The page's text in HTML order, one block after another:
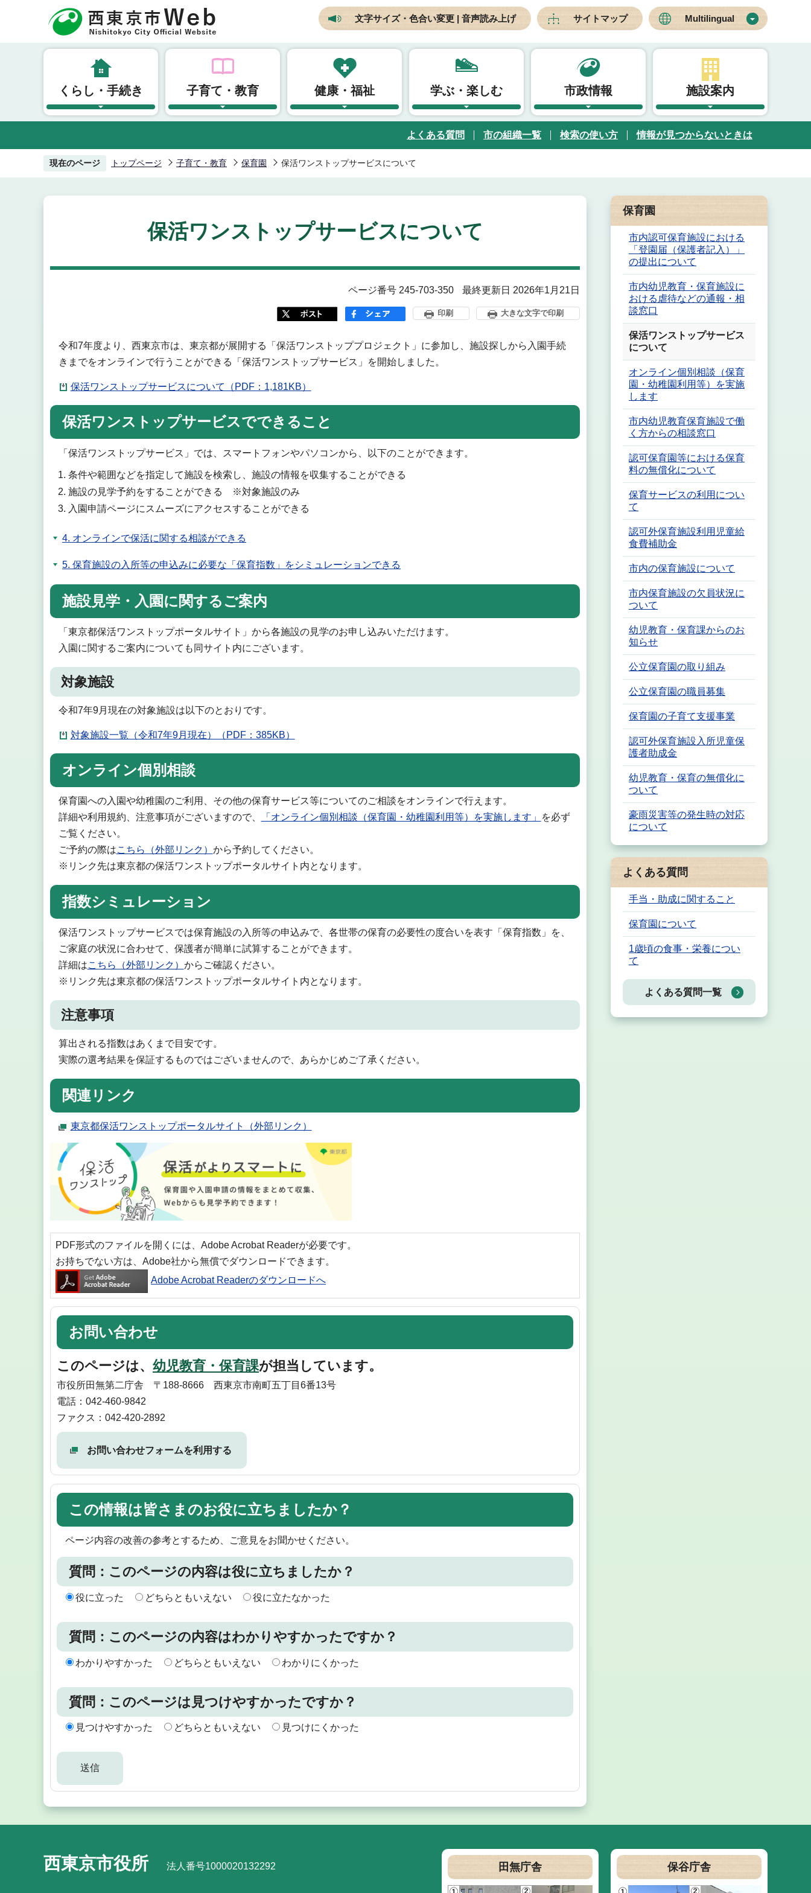
頭
文字サイズ・色合い変更 | 音声読み上げ サイトマップ Multilingual
くらし・手続き 子育て・教育 健康・福祉 学ぶ・楽しむ 市政情報 施設案内
よくある質問 市の組織一覧 検索の使い方 情報が見つからないときは
現在のページ トップページ 子育て・教育 保育園 保活ワンストップサービスについて
保活ワンストップサービスについて
ページ番号 245-703-350 最終更新日 2026年1月21日
印刷 大きな文字で印刷
令和7年度より、西東京市は、東京都が展開する「保活ワンストッププロジェクト」に参加し、施設探しから入園手続
きまでをオンラインで行うことができる「保活ワンストップサービス」を開始しました。
保活ワンストップサービスについて（PDF：1,181KB）
保活ワンストップサービスでできること
「保活ワンストップサービス」では、スマートフォンやパソコンから、以下のことができます。
条件や範囲などを指定して施設を検索し、施設の情報を収集することができる
施設の見学予約をすることができる ※対象施設のみ
入園申請ページにスムーズにアクセスすることができる
4. オンラインで保活に関する相談ができる
5. 保育施設の入所等の申込みに必要な「保育指数」をシミュレーションできる
施設見学・入園に関するご案内
「東京都保活ワンストップポータルサイト」から各施設の見学のお申し込みいただけます。
入園に関するご案内についても同サイト内にございます。
対象施設
令和7年9月現在の対象施設は以下のとおりです。
対象施設一覧（令和7年9月現在）（PDF：385KB）
オンライン個別相談
保育園への入園や幼稚園のご利用、その他の保育サービス等についてのご相談をオンラインで行えます。
詳細や利用規約、注意事項がございますので、
「オンライン個別相談（保育園・幼稚園利用等）を実施します」
を必ず
ご覧ください。
ご予約の際はこちら（外部リンク） から予約してください。
※リンク先は東京都の保活ワンストップポータルサイト内となります。
指数シミュレーション
保活ワンストップサービスでは保育施設の入所等の申込みで、各世帯の保育の必要性の度合いを表す「保育指数」を、
ご家庭の状況に合わせて、保護者が簡単に試算することができます。
詳細はこちら（外部リンク） からご確認ください。
※リンク先は東京都の保活ワンストップポータルサイト内となります。
注意事項
算出される指数はあくまで目安です。
実際の選考結果を保証するものではございませんので、あらかじめご了承ください。
関連リンク
東京都保活ワンストップポータルサイト（外部リンク）
PDF形式のファイルを開くには、Adobe Acrobat Readerが必要です。
お持ちでない方は、Adobe社から無償でダウンロードできます。
Adobe Acrobat Readerのダウンロードへ
お問い合わせ
このページは、 幼児教育・保育課が担当しています。
市役所田無第二庁舎 〒188-8666 西東京市南町五丁目6番13号
電話：042-460-9842
ファクス：042-420-2892
お問い合わせフォームを利用する
この情報は皆さまのお役に立ちましたか？
ページ内容の改善の参考とするため、ご意見をお聞かせください。
質問：このページの内容は役に立ちましたか？
役に立った どちらともいえない 役に立たなかった
質問：このページの内容はわかりやすかったですか？
わかりやすかった どちらともいえない わかりにくかった
質問：このページは見つけやすかったですか？
見つけやすかった どちらともいえない 見つけにくかった
保育園
市内認可保育施設における
「登園届（保護者記入）」
の提出について
市内幼児教育・保育施設に
おける虐待などの通報・相
談窓口
保活ワンストップサービス
について
オンライン個別相談（保育
園・幼稚園利用等）を実施
します
市内幼児教育保育施設で働
く方からの相談窓口
認可保育園等における保育
料の無償化について
保育サービスの利用につい
て
認可外保育施設利用児童給
食費補助金
市内の保育施設について
市内保育施設の欠員状況に
ついて
幼児教育・保育課からのお
知らせ
公立保育園の取り組み
公立保育園の職員募集
保育園の子育て支援事業
認可外保育施設入所児童保
護者助成金
幼児教育・保育の無償化に
ついて
豪雨災害等の発生時の対応
について
よくある質問
手当・助成に関すること
保育園について
1歳頃の食事・栄養につい
て
よくある質問一覧
西東京市役所 法人番号1000020132292 田無庁舎 保谷庁舎